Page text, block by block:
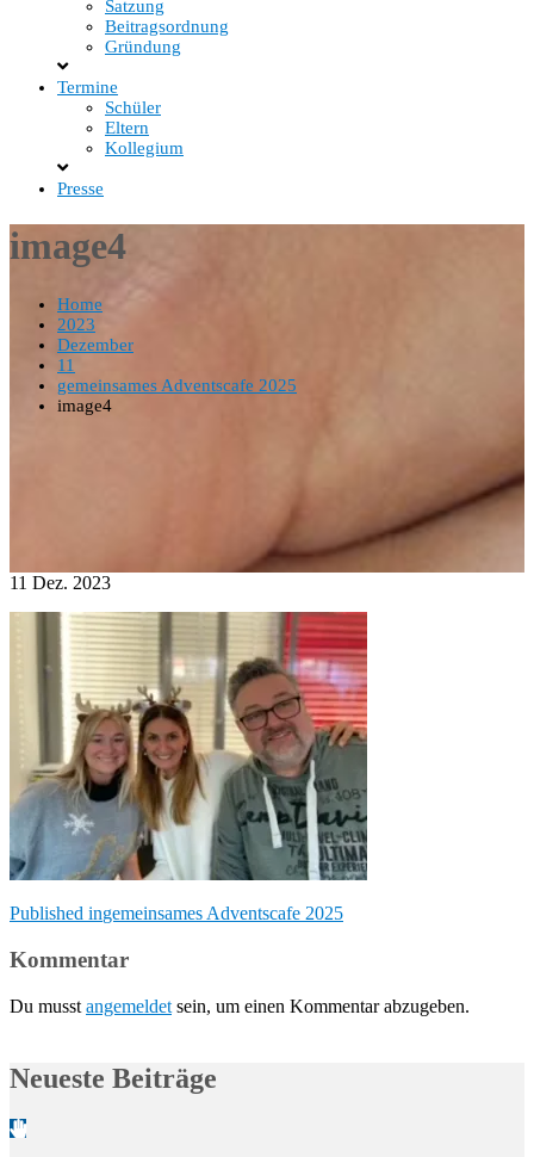
Satzung
Beitragsordnung
Gründung
Termine
Schüler
Eltern
Kollegium
Presse
image4
Home
2023
Dezember
11
gemeinsames Adventscafe 2025
image4
11 Dez. 2023
Beitragsnavigation
Published ingemeinsames Adventscafe 2025
Kommentar
Du musst angemeldet sein, um einen Kommentar abzugeben.
Neueste Beiträge